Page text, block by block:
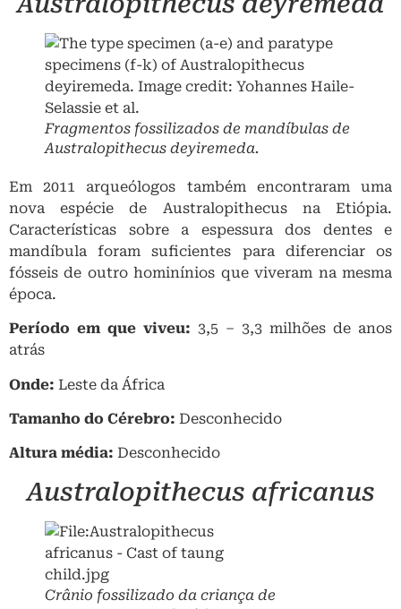
Fragmentos fossilizados de mandíbulas de
Australopithecus deyiremeda.
Em 2011 arqueólogos também encontraram uma
nova espécie de Australopithecus na Etiópia.
Características sobre a espessura dos dentes e
mandíbula foram suficientes para diferenciar os
fósseis de outro hominínios que viveram na mesma
época.
Período em que viveu: 3,5 – 3,3 milhões de anos
atrás
Onde: Leste da África
Tamanho do Cérebro: Desconhecido
Altura média: Desconhecido
Australopithecus africanus
Crânio fossilizado da criança de